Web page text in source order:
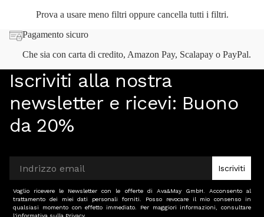
Prova a usare meno filtri oppure cancella tutti i filtri.
Pagamento sicuro
Che sia con carta di credito, Amazon Pay, Scalapay o PayPal.
Iscriviti alla nostra
newsletter e ricevi: Buono
da 20%
Iscriviti
Voglio ricevere le Newsletter con le offerte di Ava&May GmbH. Acconsento al
trattamento dei miei dati personali forniti. Posso revocare il mio consenso in
qualsiasi momento con effetto immediato. Per maggiori informazioni, consultare
l'informativa sulla Privacy.